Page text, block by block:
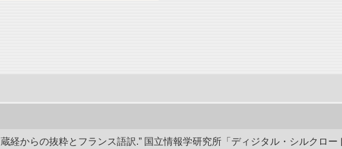
経からの抜粋とフランス語訳.” 国立情報学研究所「ディジタル・シルクロ